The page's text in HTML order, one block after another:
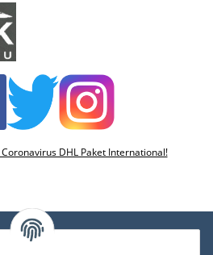
DHL Paket International!